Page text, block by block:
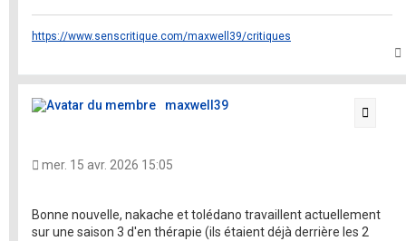
https://www.senscritique.com/maxwell39/critiques
maxwell39
mer. 15 avr. 2026 15:05
Bonne nouvelle, nakache et tolédano travaillent actuellement
sur une saison 3 d'en thérapie (ils étaient déjà derrière les 2